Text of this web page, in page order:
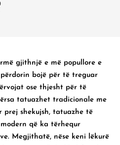
gjithnjë e më popullore e
bojë për të treguar
ose thjesht për të
tatuazhet tradicionale me
prej shekujsh, tatuazhe të
që ka tërhequr
Megjithatë, nëse keni lëkurë